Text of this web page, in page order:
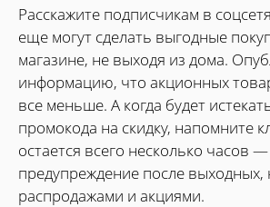
Расскажите подписчикам в
еще могут сделать выгодные
магазине, не выходя из дома.
информацию, что акционных
все меньше. А когда будет
промокода на скидку, напомните
остается всего несколько часов
предупреждение после
распродажами и акциями.